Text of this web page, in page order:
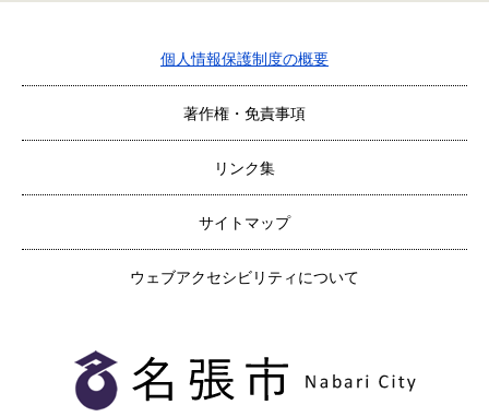
個人情報保護制度の概要
著作権・免責事項
リンク集
サイトマップ
ウェブアクセシビリティについて